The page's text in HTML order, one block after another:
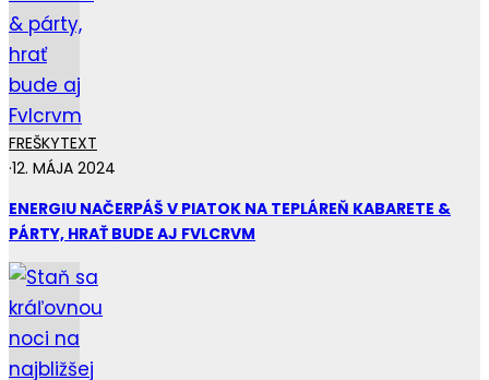
FREŠKYTEXT
·12. MÁJA 2024
ENERGIU NAČERPÁŠ V PIATOK NA TEPLÁREŇ KABARETE &
PÁRTY, HRAŤ BUDE AJ FVLCRVM